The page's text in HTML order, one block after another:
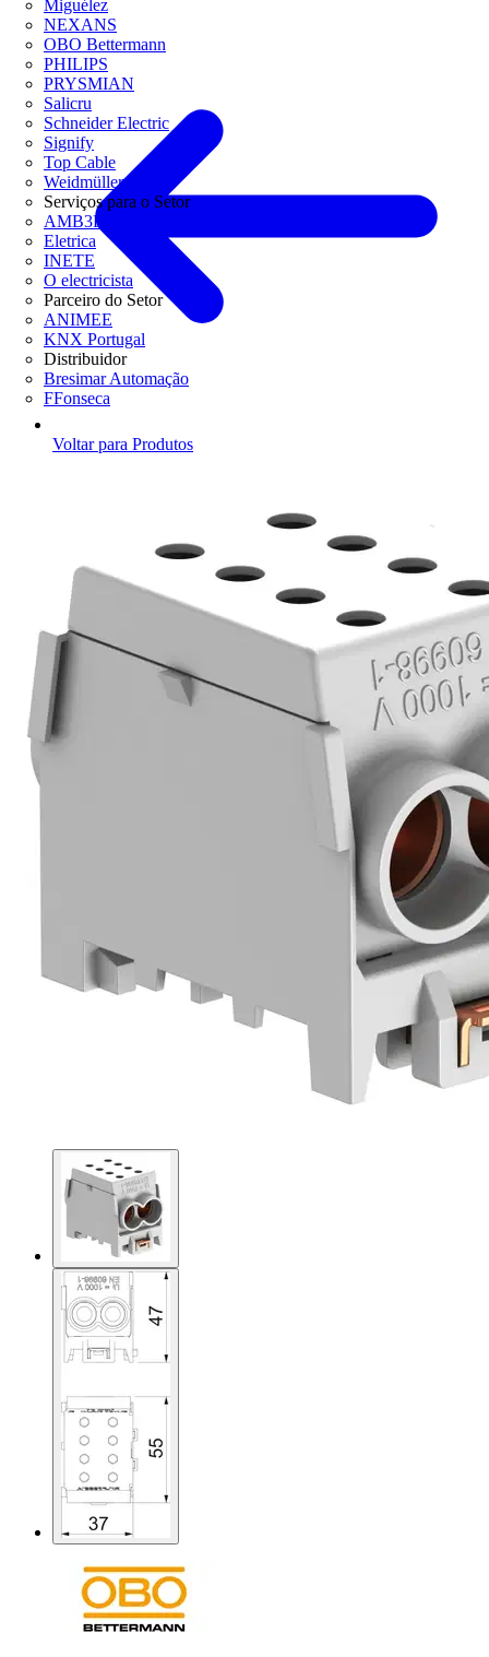
Miguélez
NEXANS
OBO Bettermann
PHILIPS
PRYSMIAN
Salicru
Schneider Electric
Signify
Top Cable
Weidmüller
Serviços para o Setor
AMB3E
Eletrica
INETE
O electricista
Parceiro do Setor
ANIMEE
KNX Portugal
Distribuidor
Bresimar Automação
FFonseca
Voltar para Produtos